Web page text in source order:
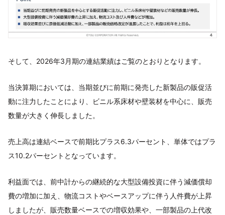
そして、2026年3月期の連結業績はご覧のとおりとなります。
当決算期においては、当期並びに前期に発売した新製品の販促活
動に注力したことにより、ビニル系床材や壁装材を中心に、販売
数量が大きく伸長しました。
売上高は連結ベースで前期比プラス6.3パーセント、単体ではプラ
ス10.2パーセントとなっています。
利益面では、前中計からの継続的な大型設備投資に伴う減価償却
費の増加に加え、物流コストやベースアップに伴う人件費が上昇
しましたが、販売数量ベースでの増収効果や、一部製品の上代改